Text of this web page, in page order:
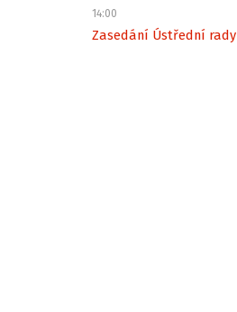
14:00
Zasedání Ústřední rady